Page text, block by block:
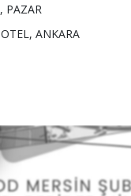
PAZAR
ANKARA